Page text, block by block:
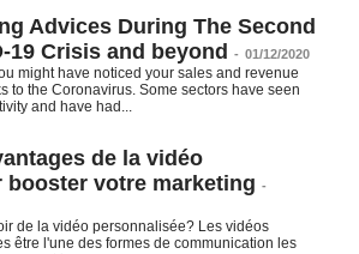
Advices During The Second
19 Crisis and beyond
- 01/12/2020
might have noticed your sales and revenue
to the Coronavirus. Some sectors have seen
and have had...
de la vidéo
booster votre marketing -
de la vidéo personnalisée? Les vidéos
être l'une des formes de communication les